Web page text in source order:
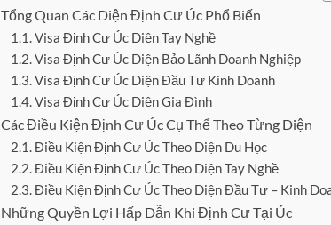
Tổng Quan Các Diện Định Cư Úc Phổ Biến
Visa Định Cư Úc Diện Tay Nghề
Visa Định Cư Úc Diện Bảo Lãnh Doanh Nghiệp
Visa Định Cư Úc Diện Đầu Tư Kinh Doanh
Visa Định Cư Úc Diện Gia Đình
Các Điều Kiện Định Cư Úc Cụ Thể Theo Từng Diện
Điều Kiện Định Cư Úc Theo Diện Du Học
Điều Kiện Định Cư Úc Theo Diện Tay Nghề
Điều Kiện Định Cư Úc Theo Diện Đầu Tư – Kinh
Những Quyền Lợi Hấp Dẫn Khi Định Cư Tại Úc